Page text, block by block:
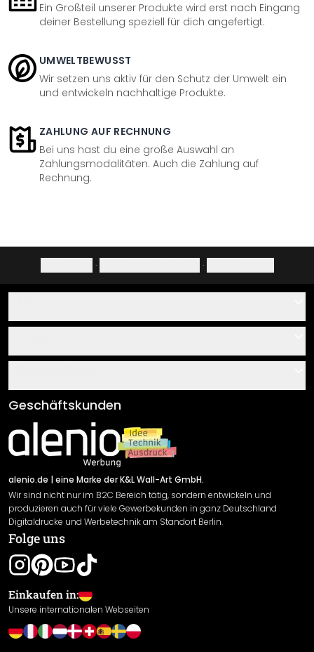
Ein Großteil unserer Produkte wird erst nach Eingang
deiner Bestellung speziell für dich angefertigt.
UMWELTBEWUSST
Wir setzen uns aktiv für den Schutz der Umwelt ein
und entwickeln nachhaltige Produkte.
ZAHLUNG AUF RECHNUNG
Bei uns hast du eine große Auswahl an
Zahlungsmodalitäten. Auch die Zahlung auf
Rechnung.
· ·
Über uns
Klebe- und Montageanleitungen
Newsletter An-/Abmeldung
Sendungsverfolgung
AGB
Impressum
Versand & Zahlung
Rücksendung
Widerrufsrecht
Datenschutzerklärung
Gewährleistung
Leistungserklärung / CE-Zeichen
Cookie Einstellungen
Geschäftskunden
alenio.de | eine Marke der K&L Wall-Art GmbH.
Wir sind nicht nur im B2C Bereich tätig, sondern entwickeln und
produzieren auch für viele Gewerbekunden in ganz Deutschland
Digitaldrucke und Werbetechnik am Standort Berlin.
Folge uns
Einkaufen in:
Unsere internationalen Webseiten